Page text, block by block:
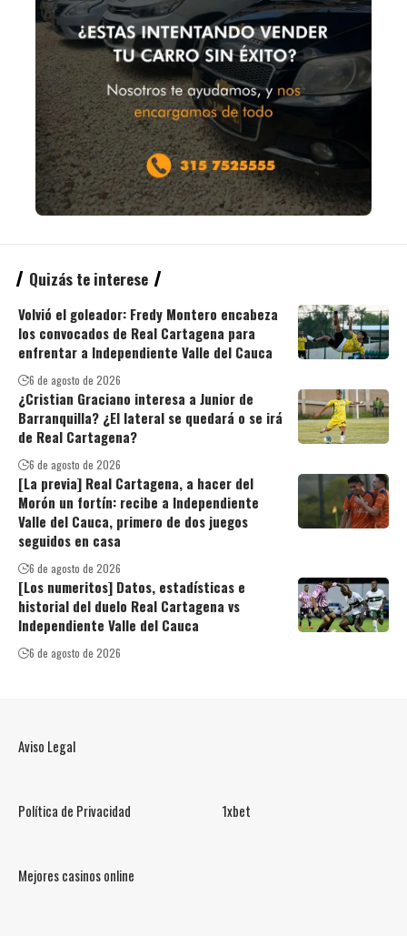
Quizás te interese
Volvió el goleador: Fredy Montero encabeza
los convocados de Real Cartagena para
enfrentar a Independiente Valle del Cauca
6 de agosto de 2026
¿Cristian Graciano interesa a Junior de
Barranquilla? ¿El lateral se quedará o se irá
de Real Cartagena?
6 de agosto de 2026
[La previa] Real Cartagena, a hacer del
Morón un fortín: recibe a Independiente
Valle del Cauca, primero de dos juegos
seguidos en casa
6 de agosto de 2026
[Los numeritos] Datos, estadísticas e
historial del duelo Real Cartagena vs
Independiente Valle del Cauca
6 de agosto de 2026
Aviso Legal
Política de Privacidad 1xbet
Mejores casinos online